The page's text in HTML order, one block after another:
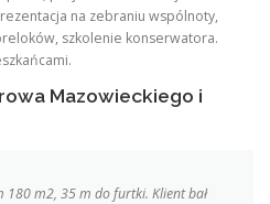
na zebraniu wspólnoty,
szkolenie konserwatora.
Mazowieckiego i
180 m2, 35 m do furtki. Klient bał